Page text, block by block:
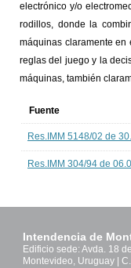
electrónico y/o
rodillos, donde la
máquinas claramente
reglas del juego y la
máquinas, también
Fuente
Res.IMM 5148/02 de
Res.IMM 304/94 de
Intendencia de
Edificio sede: Avda. 18
Montevideo, Uruguay |